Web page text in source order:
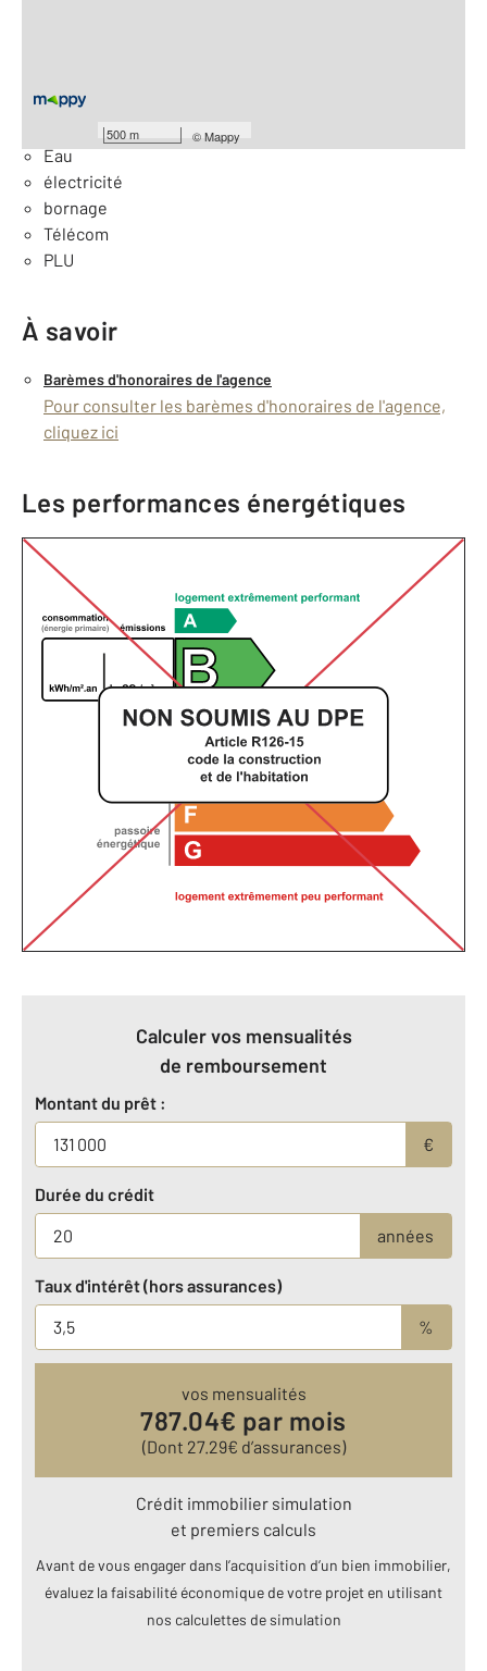
500 m ©Mappy
Général
Façade : 7,27 m
Eau
électricité
bornage
Télécom
PLU
À savoir
Barèmes d'honoraires de l'agence
Pour consulter les barèmes d'honoraires de l'agence,
cliquez ici
Les performances énergétiques
Calculer vos mensualités
de remboursement
Montant du prêt :
€
Durée du crédit
années
Taux d'intérêt (hors assurances)
%
vos mensualités
787.04€ par mois
(Dont 27.29€ d’assurances)
Crédit immobilier simulation
et premiers calculs
Avant de vous engager dans l’acquisition d’un bien immobilier,
évaluez la faisabilité économique de votre projet en utilisant
nos calculettes de simulation